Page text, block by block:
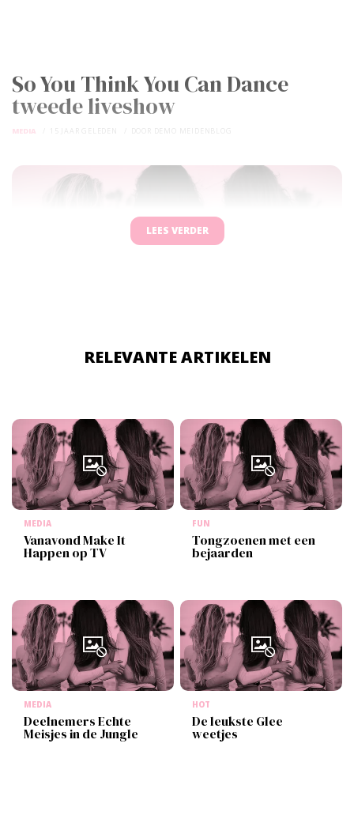
So You Think You Can Dance
tweede liveshow
MEDIA
LEES VERDER
RELEVANTE ARTIKELEN
MEDIA
Vanavond Make It
Happen op TV
FUN
Tongzoenen met een
bejaarden
MEDIA
Deelnemers Echte
Meisjes in de Jungle
HOT
De leukste Glee
weetjes